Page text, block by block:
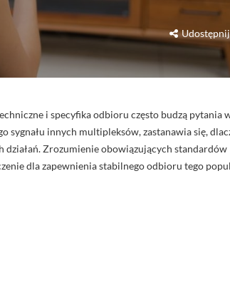
Udostępnij
i specyfika odbioru często budzą pytania
innych multipleksów, zastanawia się,
działań. Zrozumienie obowiązujących standardów
dla zapewnienia stabilnego odbioru tego